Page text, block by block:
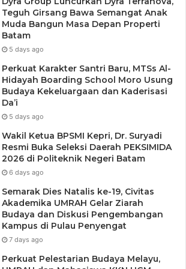
Kepri Terang bisa kita selesaikan
wilayah yang masih belum
PLN akan terus kami perjuangkan,” ujar
di daerah lain di Kwpulauan Riau
listrik juga terus diupayakan.
desa di dua kecamatan di Karimun
secara resmi menerima aliran listrik PLN.
yang berada di 8 pulau itu untuk
jaringan dan instalasi listrik yang
warga.
PLN Riau Kepri, Hartono, menyebutkan
Teguh Girsang Bawa Semangat Anak
Muda Bangun Masa Depan Properti
Batam
5 days ago
Perkuat Karakter Santri Baru, MTSs Al-
Hidayah Boarding School Moro Usung
Budaya Kekeluargaan dan Kaderisasi
Da’i
5 days ago
Wakil Ketua BPSMI Kepri, Dr. Suryadi
Resmi Buka Seleksi Daerah PEKSIMIDA
2026 di Politeknik Negeri Batam
6 days ago
Semarak Dies Natalis ke-19, Civitas
Akademika UMRAH Gelar Ziarah
Budaya dan Diskusi Pengembangan
Kampus di Pulau Penyengat
7 days ago
Perkuat Pelestarian Budaya Melayu,